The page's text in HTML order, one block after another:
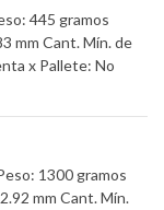
445 gramos
mm Cant. Mín. de
x Pallete: No
1300 gramos
mm Cant. Mín.